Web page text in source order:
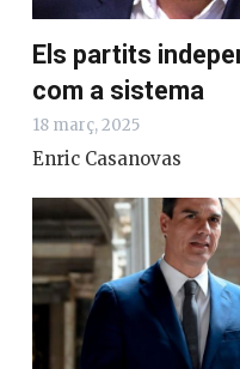
Els partits
com a sistema
18 març, 2025
Enric Casanovas